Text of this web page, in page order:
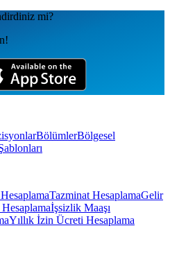
mi?
BölümlerBölgesel
Tazminat HesaplamaGelir
İşsizlik Maaşı
Yıllık İzin Ücreti Hesaplama